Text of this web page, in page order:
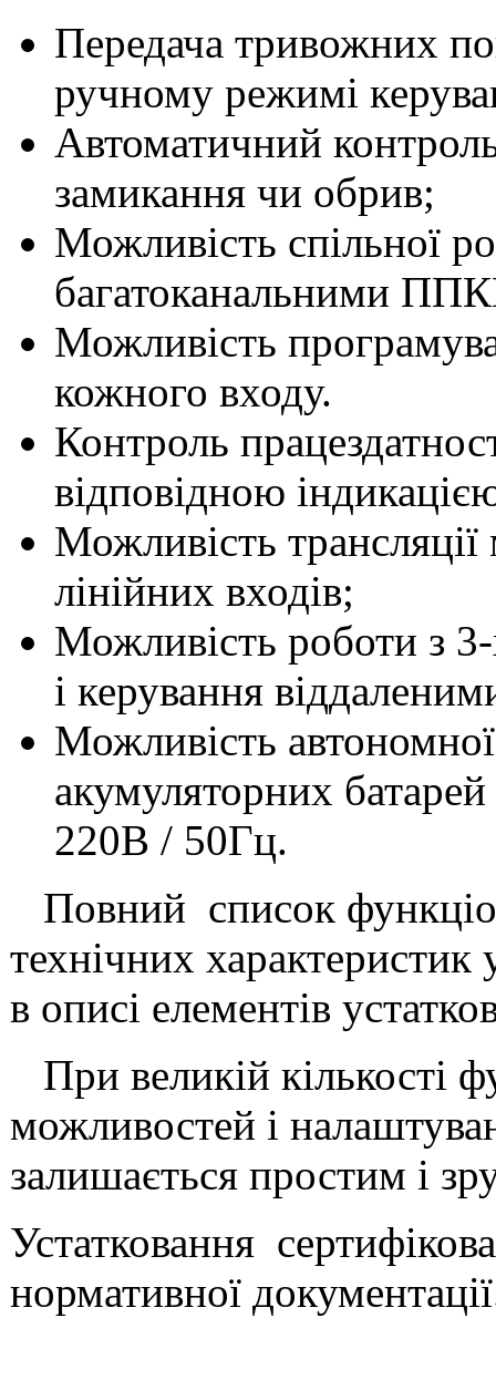
Передача тривожних
ручному режимі
Автоматичний
замикання чи обрив;
Можливість спільної
багатоканальними
Можливість
кожного входу.
Контроль
відповідною
Можливість
лінійних входів;
Можливість роботи з
і керування
Можливість
акумуляторних
220В / 50Гц.
Повний список
технічних характеристик
в описі елементів
При великій кількості
можливостей і
залишається простим і
Устатковання
нормативної